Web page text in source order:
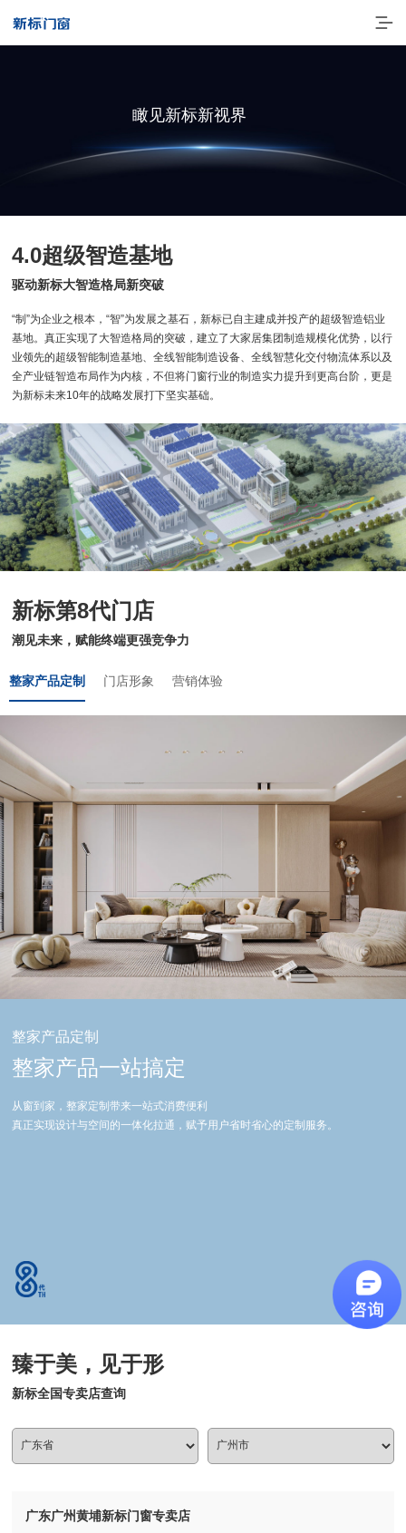
走进新标
高端门窗
一体化产品
门窗实力派
理想生活
新视界
新标赋能中心
加盟合作
新标铝业
瞰见新标新视界
4.0超级智造基地
驱动新标大智造格局新突破
“制”为企业之根本，“智”为发展之基石，新标已自主建成并投产的超级智造铝业
基地。真正实现了大智造格局的突破，建立了大家居集团制造规模化优势，以行
业领先的超级智能制造基地、全线智能制造设备、全线智慧化交付物流体系以及
全产业链智造布局作为内核，不但将门窗行业的制造实力提升到更高台阶，更是
为新标未来10年的战略发展打下坚实基础。
新标第8代门店
潮见未来，赋能终端更强竞争力
整家产品定制 门店形象 营销体验
整家产品定制
整家产品一站搞定
从窗到家，整家定制带来一站式消费便利
真正实现设计与空间的一体化拉通，赋予用户省时省心的定制服务。
臻于美，见于形
新标全国专卖店查询
广东广州黄埔新标门窗专卖店